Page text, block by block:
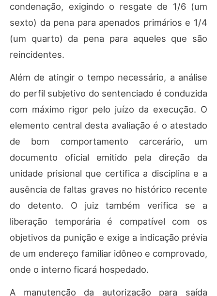
condenação, exigindo o resgate de 1/6 (um
sexto) da pena para apenados primários e 1/4
(um quarto) da pena para aqueles que são
reincidentes.
Além de atingir o tempo necessário, a análise
do perfil subjetivo do sentenciado é conduzida
com máximo rigor pelo juízo da execução. O
elemento central desta avaliação é o atestado
de bom comportamento carcerário, um
documento oficial emitido pela direção da
unidade prisional que certifica a disciplina e a
ausência de faltas graves no histórico recente
do detento. O juiz também verifica se a
liberação temporária é compatível com os
objetivos da punição e exige a indicação prévia
de um endereço familiar idôneo e comprovado,
onde o interno ficará hospedado.
A manutenção da autorização para saída